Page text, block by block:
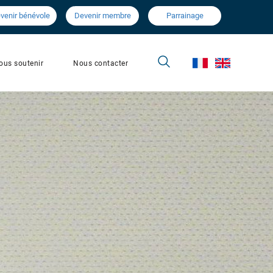
bénévole Devenir membre Parrainage
soutenir Nous contacter